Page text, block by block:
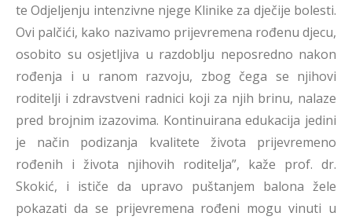
te Odjeljenju intenzivne njege Klinike za dječije bolesti.
Ovi palčići, kako nazivamo prijevremena rođenu djecu,
osobito su osjetljiva u razdoblju neposredno nakon
rođenja i u ranom razvoju, zbog čega se njihovi
roditelji i zdravstveni radnici koji za njih brinu, nalaze
pred brojnim izazovima. Kontinuirana edukacija jedini
je način podizanja kvalitete života prijevremeno
rođenih i života njihovih roditelja”, kaže prof. dr.
Skokić, i ističe da upravo puštanjem balona žele
pokazati da se prijevremena rođeni mogu vinuti u